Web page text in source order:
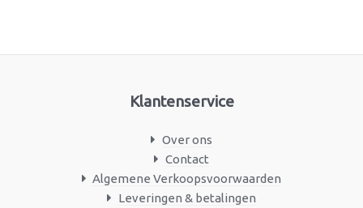
Klantenservice
Over ons
Contact
Algemene Verkoopsvoorwaarden
Leveringen & betalingen